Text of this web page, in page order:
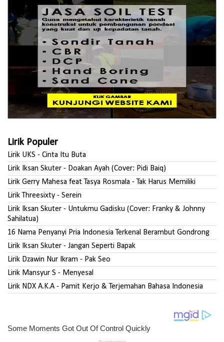
Lirik Populer
Lirik UKS - Cinta Itu Buta
Lirik Iksan Skuter - Doakan Ayah (Cover: Pidi Baiq)
Lirik Gerry Mahesa feat Tasya Rosmala - Tak Harus Memiliki
Lirik Threesixty - Serein
Lirik Iksan Skuter - Untukmu Gadisku (Cover: Franky & Johnny
Sahilatua)
16 Nama Penyanyi Pria Indonesia Terkenal Berambut Gondrong
Lirik Iksan Skuter - Jangan Seperti Bapak
Lirik Dzawin Nur Ikram - Pak Seo
Lirik Mansyur S - Menyesal
Lirik NDX A.K.A - Pamit Kerjo & Terjemahan Bahasa Indonesia